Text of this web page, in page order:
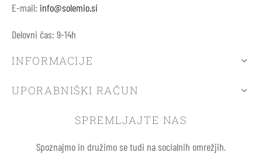
E-mail: info@solemio.si
Delovni čas: 9-14h
INFORMACIJE
UPORABNIŠKI RAČUN
SPREMLJAJTE NAS
Spoznajmo in družimo se tudi na socialnih omrežjih.